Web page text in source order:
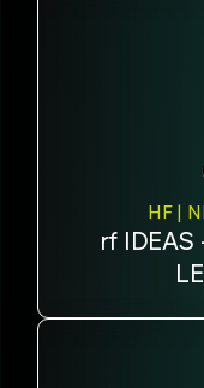
HF |
rf IDEAS